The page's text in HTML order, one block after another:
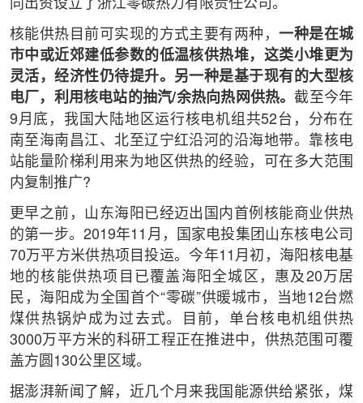
同出资设立了浙江零碳热力有限责任公司。
核能供热目前可实现的方式主要有两种，一种是在城
市中或近郊建低参数的低温核供热堆，这类小堆更为
灵活，经济性仍待提升。另一种是基于现有的大型核
电厂，利用核电站的抽汽/余热向热网供热。 截至今年
9月底，我国大陆地区运行核电机组共52台，分布在
南至海南昌江、北至辽宁红沿河的沿海地带。靠核电
站能量阶梯利用来为地区供热的经验，可在多大范围
内复制推广?
更早之前，山东海阳已经迈出国内首例核能商业供热
的第一步。2019年11月，国家电投集团山东核电公司
70万平方米供热项目投运。今年11月初，海阳核电基
地的核能供热项目已覆盖海阳全城区，惠及20万居
民，海阳成为全国首个“零碳”供暖城市，当地12台燃
煤供热锅炉成为过去式。目前，单台核电机组供热
3000万平方米的科研工程正在推进中，供热范围可覆
盖方圆130公里区域。
据澎湃新闻了解，近几个月来我国能源供给紧张，煤